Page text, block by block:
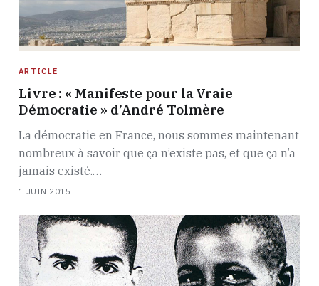
ARTICLE
Livre : « Manifeste pour la Vraie
Démocratie » d’André Tolmère
La démocratie en France, nous sommes maintenant
nombreux à savoir que ça n’existe pas, et que ça n’a
jamais existé.…
1 JUIN 2015